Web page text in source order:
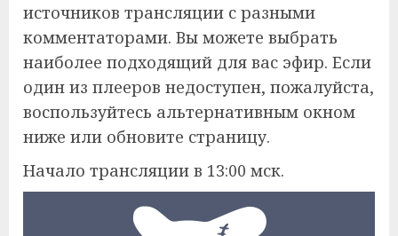
источников трансляции с разными
комментаторами. Вы можете выбрать
наиболее подходящий для вас эфир. Если
один из плееров недоступен, пожалуйста,
воспользуйтесь альтернативным окном
ниже или обновите страницу.
Начало трансляции в 13:00 мск.